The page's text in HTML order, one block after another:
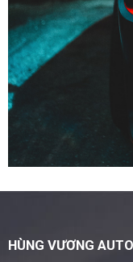
HÙNG VƯƠNG AUTO